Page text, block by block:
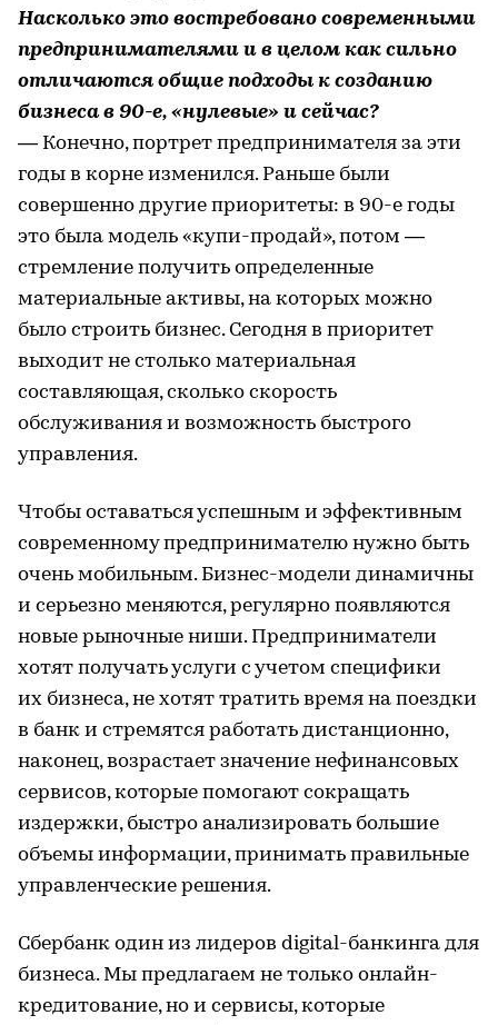
Насколько это востребовано современными
предпринимателями и в целом как сильно
отличаются общие подходы к созданию
бизнеса в 90-е, «нулевые» и сейчас?
— Конечно, портрет предпринимателя за эти
годы в корне изменился. Раньше были
совершенно другие приоритеты: в 90-е годы
это была модель «купи-продай», потом —
стремление получить определенные
материальные активы, на которых можно
было строить бизнес. Сегодня в приоритет
выходит не столько материальная
составляющая, сколько скорость
обслуживания и возможность быстрого
управления.
Чтобы оставаться успешным и эффективным
современному предпринимателю нужно быть
очень мобильным. Бизнес-модели динамичны
и серьезно меняются, регулярно появляются
новые рыночные ниши. Предприниматели
хотят получать услуги с учетом специфики
их бизнеса, не хотят тратить время на поездки
в банк и стремятся работать дистанционно,
наконец, возрастает значение нефинансовых
сервисов, которые помогают сокращать
издержки, быстро анализировать большие
объемы информации, принимать правильные
управленческие решения.
Сбербанк один из лидеров digital-банкинга для
бизнеса. Мы предлагаем не только онлайн-
кредитование, но и сервисы, которые